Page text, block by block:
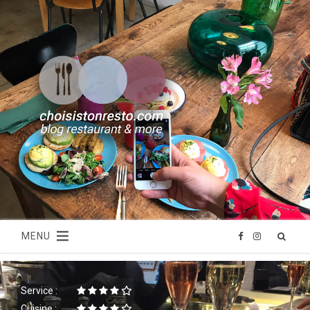
F
a
c
I
n
s
MENU
Service :